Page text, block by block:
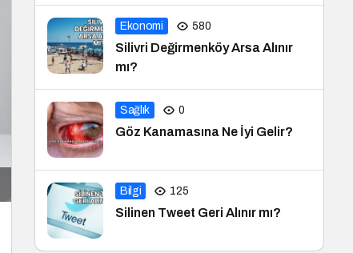
Ekonomi 580
Silivri Değirmenköy Arsa Alınır
mı?
Sağlık 0
Göz Kanamasına Ne İyi Gelir?
Bilgi 125
Silinen Tweet Geri Alınır mı?